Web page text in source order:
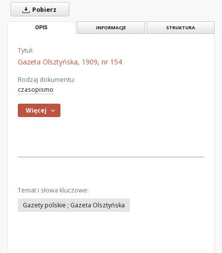
Pobierz
OPIS INFORMACJE STRUKTURA
Tytuł:
Gazeta Olsztyńska, 1909, nr 154
Rodzaj dokumentu:
czasopismo
Więcej
Temat i słowa kluczowe:
Gazety polskie ; Gazeta Olsztyńska